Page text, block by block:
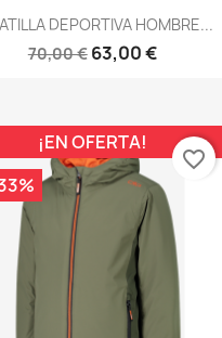
Vista rápida
DEPORTIVA HOMBRE...
70,00 € 63,00 €
¡EN OFERTA!
favorite_border